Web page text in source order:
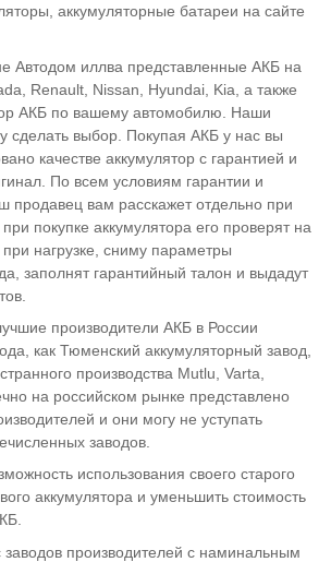
аккумуляторные батареи на сайте
Автодом иллва представленные АКБ на
Renault, Nissan, Hyundai, Kia, а также
АКБ по вашему автомобилю. Наши
сделать выбор. Покупая АКБ у нас вы
качестве аккумулятор с гарантией и
По всем условиям гарантии и
продавец вам расскажет отдельно при
покупке аккумулятора его проверят на
при нагрузке, сниму параметры
заполнят гарантийный талон и выдадут
производители АКБ в России
как Тюменский аккумуляторный завод,
производства Mutlu, Varta,
на российском рынке представлено
и они могу не уступать
заводов.
использования своего старого
аккумулятора и уменьшить стоимость
производителей с наминальным